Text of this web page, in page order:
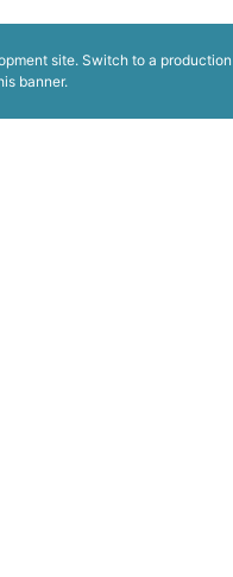
site. Switch to a production
banner.